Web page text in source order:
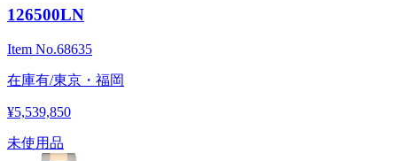
126500LN
Item No.68635
在庫有/東京・福岡
¥5,539,850
未使用品